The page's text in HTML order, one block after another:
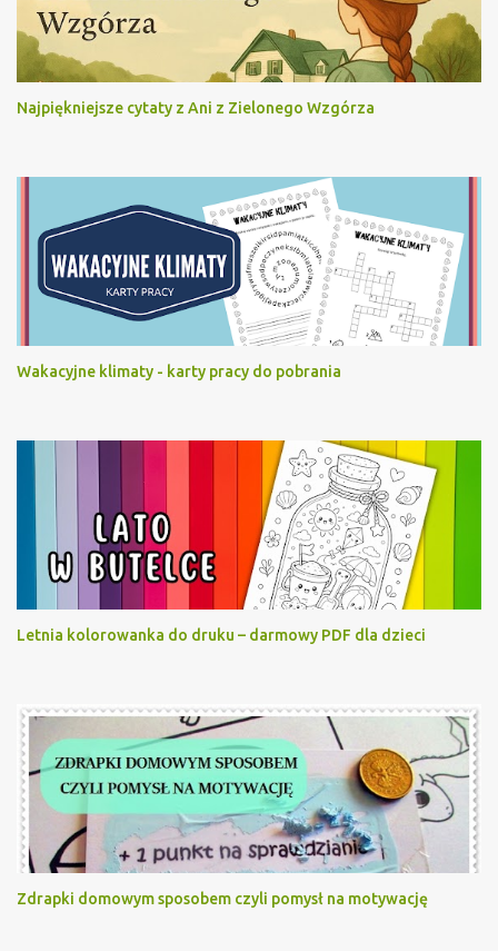
Najpiękniejsze cytaty z Ani z Zielonego Wzgórza
Wakacyjne klimaty - karty pracy do pobrania
Letnia kolorowanka do druku – darmowy PDF dla dzieci
Zdrapki domowym sposobem czyli pomysł na motywację